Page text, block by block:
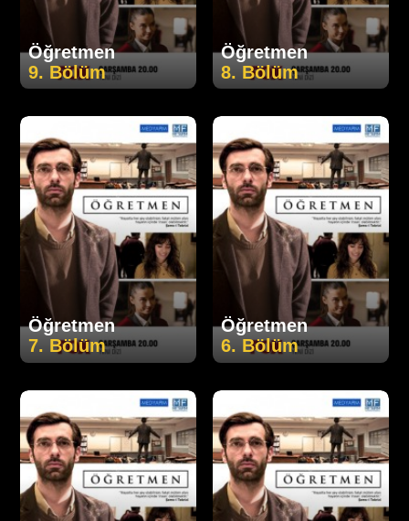
Öğretmen
9. Bölüm
Öğretmen
8. Bölüm
Öğretmen
7. Bölüm
Öğretmen
6. Bölüm